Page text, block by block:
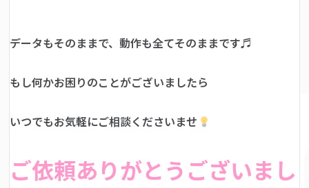
データもそのままで、動作も全てそのままです♬
もし何かお困りのことがございましたら
いつでもお気軽にご相談くださいませ
ご依頼ありがとうございまし